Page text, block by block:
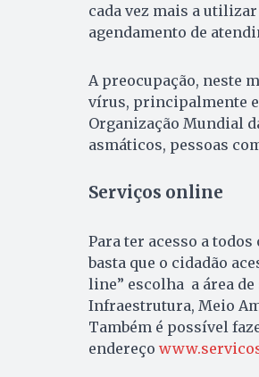
cada vez mais a
agendamento de
A preocupação, neste
vírus, principalmente
Organização Mundial
asmáticos, pessoas
Serviços online
Para ter acesso a
basta que o cidadão
line” escolha a área
Infraestrutura, Meio
Também é possível
endereço